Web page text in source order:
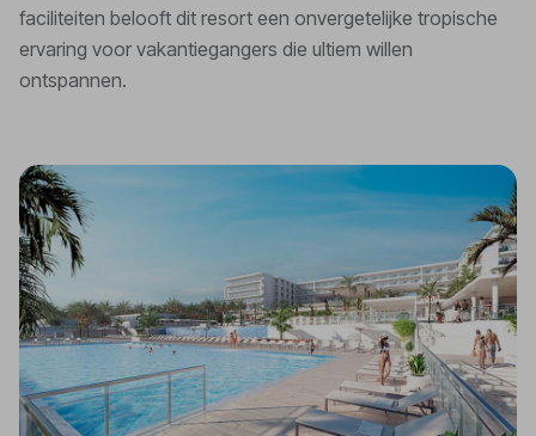
faciliteiten belooft dit resort een onvergetelijke tropische
ervaring voor vakantiegangers die ultiem willen
ontspannen.